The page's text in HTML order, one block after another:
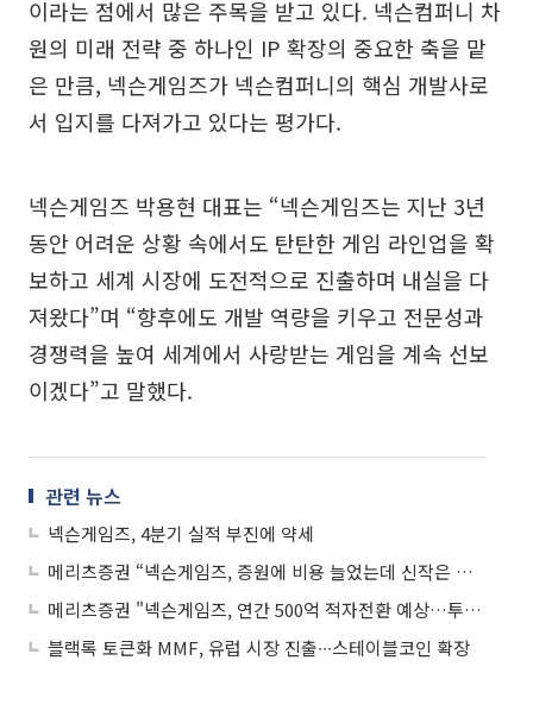
이라는 점에서 많은 주목을 받고 있다. 넥슨컴퍼니 차
원의 미래 전략 중 하나인 IP 확장의 중요한 축을 맡
은 만큼, 넥슨게임즈가 넥슨컴퍼니의 핵심 개발사로
서 입지를 다져가고 있다는 평가다.
넥슨게임즈 박용현 대표는 “넥슨게임즈는 지난 3년
동안 어려운 상황 속에서도 탄탄한 게임 라인업을 확
보하고 세계 시장에 도전적으로 진출하며 내실을 다
져왔다”며 “향후에도 개발 역량을 키우고 전문성과
경쟁력을 높여 세계에서 사랑받는 게임을 계속 선보
이겠다”고 말했다.
관련 뉴스
넥슨게임즈, 4분기 실적 부진에 약세
메리츠증권 “넥슨게임즈, 증원에 비용 늘었는데 신작은 부제…매도 의견”
메리츠증권 "넥슨게임즈, 연간 500억 적자전환 예상…투자의견 '매도'"
블랙록 토큰화 MMF, 유럽 시장 진출∙∙∙스테이블코인 확장